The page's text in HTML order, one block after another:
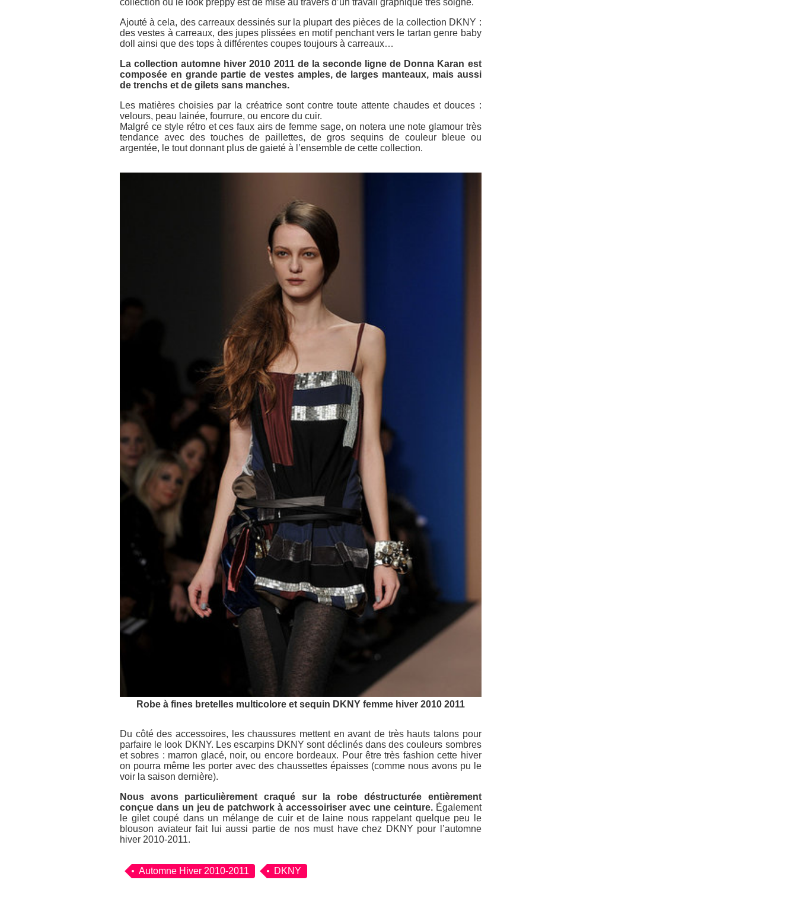
Ajouté à cela, des carreaux dessinés sur la plupart des pièces de la collection DKNY :
des vestes à carreaux, des jupes plissées en motif penchant vers le tartan genre baby
doll ainsi que des tops à différentes coupes toujours à carreaux…
La collection automne hiver 2010 2011 de la seconde ligne de Donna Karan est
composée en grande partie de vestes amples, de larges manteaux, mais aussi
de trenchs et de gilets sans manches.
Les matières choisies par la créatrice sont contre toute attente chaudes et douces :
velours, peau lainée, fourrure, ou encore du cuir.
Malgré ce style rétro et ces faux airs de femme sage, on notera une note glamour très
tendance avec des touches de paillettes, de gros sequins de couleur bleue ou
argentée, le tout donnant plus de gaieté à l’ensemble de cette collection.
Robe à fines bretelles multicolore et sequin DKNY femme hiver 2010 2011
Du côté des accessoires, les chaussures mettent en avant de très hauts talons pour
parfaire le look DKNY. Les escarpins DKNY sont déclinés dans des couleurs sombres
et sobres : marron glacé, noir, ou encore bordeaux. Pour être très fashion cette hiver
on pourra même les porter avec des chaussettes épaisses (comme nous avons pu le
voir la saison dernière).
Nous avons particulièrement craqué sur la robe déstructurée entièrement
conçue dans un jeu de patchwork à accessoiriser avec une ceinture.Également
le gilet coupé dans un mélange de cuir et de laine nous rappelant quelque peu le
blouson aviateur fait lui aussi partie de nos must have chez DKNY pour l’automne
hiver 2010-2011.
Automne Hiver 2010-2011 DKNY